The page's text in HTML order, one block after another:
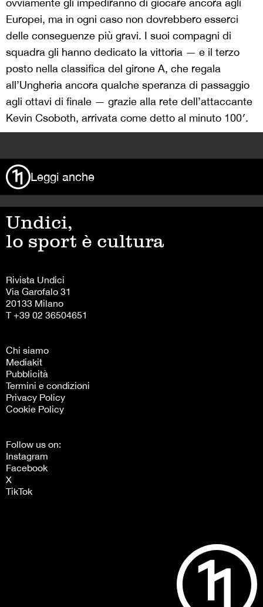
ovviamente gli impediranno di giocare ancora agli
Europei, ma in ogni caso non dovrebbero esserci
delle conseguenze più gravi. I suoi compagni di
squadra gli hanno dedicato la vittoria — e il terzo
posto nella classifica del girone A, che regala
all’Ungheria ancora qualche speranza di passaggio
agli ottavi di finale — grazie alla rete dell’attaccante
Kevin Csoboth, arrivata come detto al minuto 100′.
Leggi anche
Undici,
lo sport è cultura
Rivista Undici
Via Garofalo 31
20133 Milano
T +39 02 36504651
Chi siamo
Mediakit
Pubblicità
Termini e condizioni
Privacy Policy
Cookie Policy
Follow us on:
Instagram
Facebook
X
TikTok